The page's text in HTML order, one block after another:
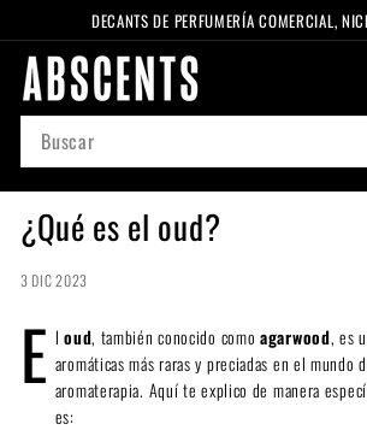
directamente
contenido
diapositivas
DECANTS DE PERFUMERÍA COMERCIAL,
A
B
S
C
E
N
T
S
Search
¿Qué es el oud?
3 DIC 2023
E loud, también conocido comoagarwood, es
aromáticas más raras y preciadas en el mundo
aromaterapia. Aquí te explico de manera
es: